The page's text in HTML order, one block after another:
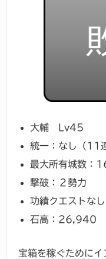
大輔 Lv45
統一：なし（11
最大所有城数：
撃破：２勢力
功績クエストなし
石高：
宝箱を稼ぐために